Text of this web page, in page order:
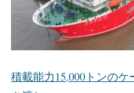
積載能力15,000トンの